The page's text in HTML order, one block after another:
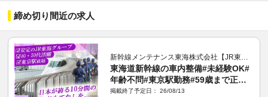
締め切り間近の求人
新幹線メンテナンス東海株式会社【JR東海グループ】
東海道新幹線の車内整備#未経験OK#
年齢不問#東京駅勤務#59歳まで正社
員登用可＆登用実績多数！
掲載終了予定日： 26/08/13